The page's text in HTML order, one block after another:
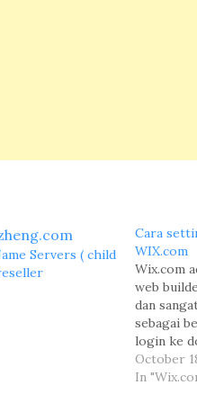
Servers ( child
Cara
WIX.com
Wix.com
web
dan
sebagai
login ke
anda /
membeli
October
In